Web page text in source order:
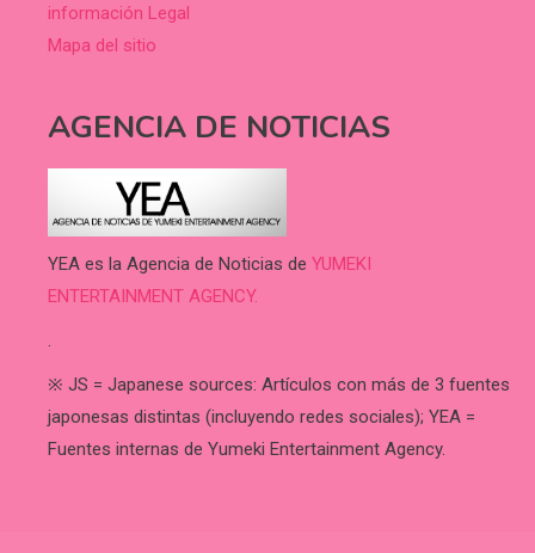
información Legal
Mapa del sitio
AGENCIA DE NOTICIAS
YEA es la Agencia de Noticias de YUMEKI
ENTERTAINMENT AGENCY.
.
※ JS = Japanese sources: Artículos con más de 3 fuentes
japonesas distintas (incluyendo redes sociales); YEA =
Fuentes internas de Yumeki Entertainment Agency.